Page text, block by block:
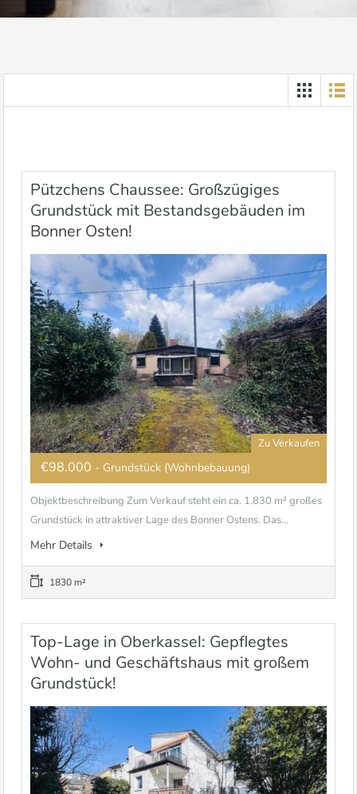
Pützchens Chaussee: Großzügiges
Grundstück mit Bestandsgebäuden im
Bonner Osten!
Zu Verkaufen
€98.000 - Grundstück (Wohnbebauung)
Objektbeschreibung Zum Verkauf steht ein ca. 1.830 m² großes
Grundstück in attraktiver Lage des Bonner Ostens. Das...
Mehr Details
1830 m²
Top-Lage in Oberkassel: Gepflegtes
Wohn- und Geschäftshaus mit großem
Grundstück!